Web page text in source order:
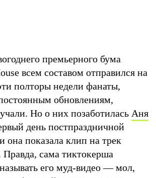
премьерного бума
всем составом отправился на
полторы недели фанаты,
обновлениям,
Но о них позаботилась Аня
день постпраздничной
она показала клип на трек
сама тиктокерша
его муд-видео — мол,